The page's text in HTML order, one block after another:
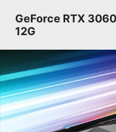
GeForce RTX
12G